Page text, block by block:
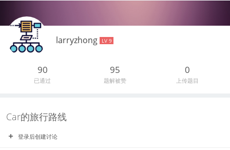
larryzhong LV 9
90
已通过
95
题解被赞
0
上传题目
Car的旅行路线
登录后创建讨论